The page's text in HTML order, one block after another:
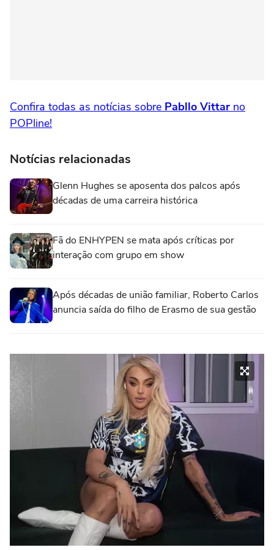
Confira todas as notícias sobre Pabllo Vittar no
POPline!
Notícias relacionadas
Glenn Hughes se aposenta dos palcos após
décadas de uma carreira histórica
Fã do ENHYPEN se mata após críticas por
interação com grupo em show
Após décadas de união familiar, Roberto Carlos
anuncia saída do filho de Erasmo de sua gestão